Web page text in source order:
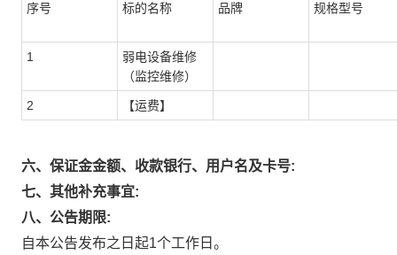
序号 标的名称 品牌 规格型号
1
弱电设备维修
（监控维修）
2 【运费】
六、保证金金额、收款银行、用户名及卡号:
七、其他补充事宜:
八、公告期限:
自本公告发布之日起1个工作日。